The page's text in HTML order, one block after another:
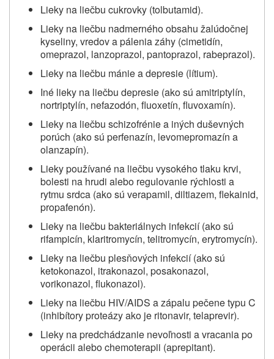
Lieky na liečbu cukrovky (tolbutamid).
Lieky na liečbu nadmerného obsahu žalúdočnej
kyseliny, vredov a pálenia záhy (cimetidín,
omeprazol, lanzoprazol, pantoprazol, rabeprazol).
Lieky na liečbu mánie a depresie (lítium).
Iné lieky na liečbu depresie (ako sú amitriptylín,
nortriptylín, nefazodón, fluoxetín, fluvoxamín).
Lieky na liečbu schizofrénie a iných duševných
porúch (ako sú perfenazín, levomepromazín a
olanzapín).
Lieky používané na liečbu vysokého tlaku krvi,
bolesti na hrudi alebo regulovanie rýchlosti a
rytmu srdca (ako sú verapamil, diltiazem, flekainid,
propafenón).
Lieky na liečbu bakteriálnych infekcií (ako sú
rifampicín, klaritromycín, telitromycín, erytromycín).
Lieky na liečbu plesňových infekcií (ako sú
ketokonazol, itrakonazol, posakonazol,
vorikonazol, flukonazol).
Lieky na liečbu HIV/AIDS a zápalu pečene typu C
(inhibítory proteázy ako je ritonavir, telaprevir).
Lieky na predchádzanie nevoľnosti a vracania po
operácii alebo chemoterapii (aprepitant).